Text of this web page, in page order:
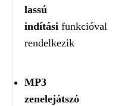
lassú
indítási funkcióval
rendelkezik
MP3
zenelejátszó